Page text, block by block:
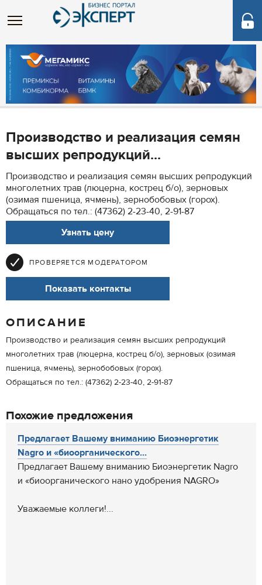
Производство и реализация семян
высших репродукций...
Производство и реализация семян высших репродукций
многолетних трав (люцерна, кострец б/о), зерновых
(озимая пшеница, ячмень), зернобобовых (горох).
Обращаться по тел.: (47362) 2-23-40, 2-91-87
Узнать цену
ПРОВЕРЯЕТСЯ МОДЕРАТОРОМ
Показать контакты
ОПИСАНИЕ
Производство и реализация семян высших репродукций
многолетних трав (люцерна, кострец б/о), зерновых (озимая
пшеница, ячмень), зернобобовых (горох).
Обращаться по тел.: (47362) 2-23-40, 2-91-87
Похожие предложения
Предлагает Вашему вниманию Биоэнергетик
Nagro и «биоорганического...
Предлагает Вашему вниманию Биоэнергетик Nagro
и «биоорганического нано удобрения NAGRO»
Уважаемые коллеги!...